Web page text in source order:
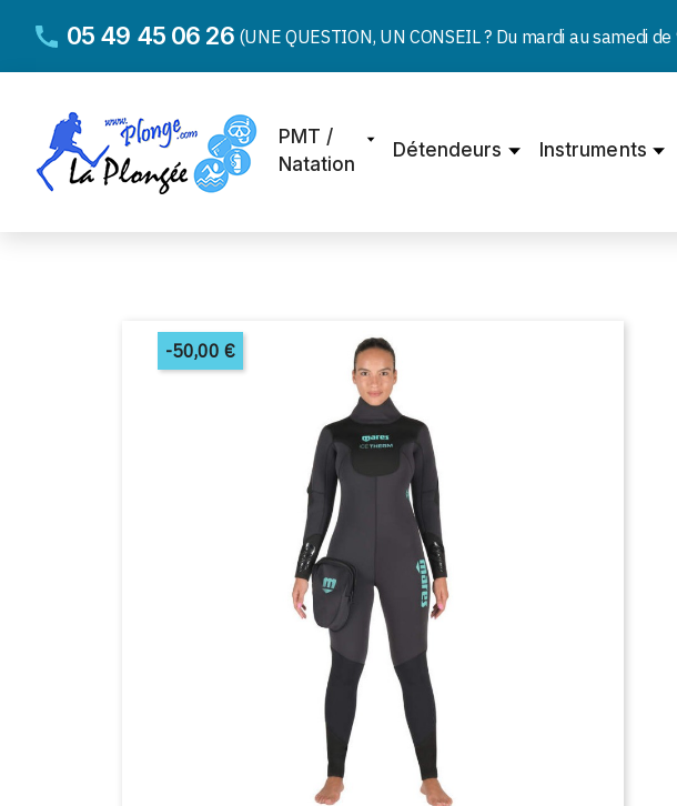
05 49 45 06 26 (UNE QUESTION, UN CONSEIL ? Du mardi au samedi
PMT /
Natation
Détendeurs Instruments
-50,00 €